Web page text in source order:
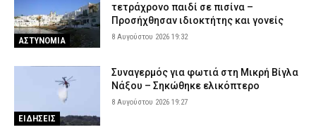
ΑΣΤΥΝΟΜΙΑ
τετράχρονο παιδί σε πισίνα –
Προσήχθησαν ιδιοκτήτης και γονείς
8 Αυγούστου 2026 19:32
ΕΙΔΗΣΕΙΣ
Συναγερμός για φωτιά στη Μικρή Βίγλα
Νάξου – Σηκώθηκε ελικόπτερο
8 Αυγούστου 2026 19:27